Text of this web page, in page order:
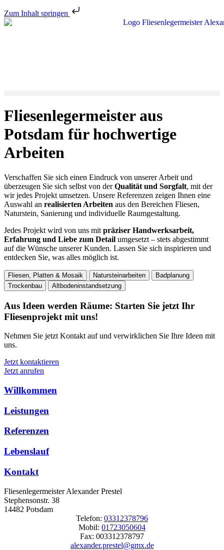
Zum Inhalt springen
Fliesenlegermeister aus
Potsdam für hochwertige
Arbeiten
Verschaffen Sie sich einen Eindruck von unserer Arbeit und
überzeugen Sie sich selbst von derQualität und Sorgfalt, mit der
wir jedes Projekt umsetzen. Unsere Referenzen zeigen Ihnen eine
Auswahl an realisierten Arbeiten aus den Bereichen Fliesen,
Naturstein, Sanierung und individuelle Raumgestaltung.
Jedes Projekt wird von uns mit präziser Handwerksarbeit,
Erfahrung und Liebe zum Detail umgesetzt – stets abgestimmt
auf die Wünsche unserer Kunden. Lassen Sie sich inspirieren und
entdecken Sie, was alles möglich ist.
Fliesen, Platten & Mosaik Natursteinarbeiten
Badplanung
Trockenbau
Altbodeninstandsetzung
Aus Ideen werden Räume: Starten Sie jetzt Ihr
Fliesenprojekt mit uns!
Nehmen Sie jetzt Kontakt auf und verwirklichen Sie Ihre Ideen mit
uns.
Jetzt kontaktieren
Jetzt anrufen
Willkommen
Leistungen
Referenzen
Lebenslauf
Kontakt
Fliesenlegermeister Alexander Prestel
Stephensonstr. 38
14482 Potsdam
Telefon: 03312378796
Mobil: 01723050604
Fax: 003312378797
alexander.prestel@gmx.de